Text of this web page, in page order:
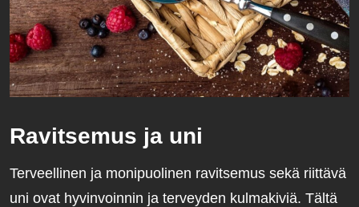
Ravitsemus ja uni
Terveellinen ja monipuolinen ravitsemus sekä riittävä
uni ovat hyvinvoinnin ja terveyden kulmakiviä. Tältä